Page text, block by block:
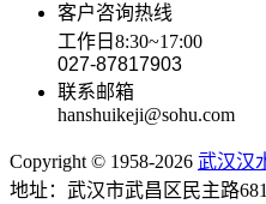
客户咨询热线
工作日8:30~17:00
027-87817903
联系邮箱
hanshuikeji@sohu.com
Copyright © 1958-2026 武汉汉
地址：武汉市武昌区民主路